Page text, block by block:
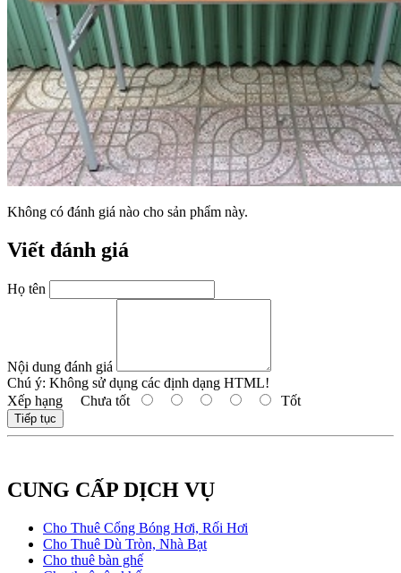
Không có đánh giá nào cho sản phẩm này.
Viết đánh giá
Họ tên
Nội dung đánh giá
Chú ý: Không sử dụng các định dạng HTML!
Xếp hạng Chưa tốt Tốt
Tiếp tục
CUNG CẤP DỊCH VỤ
Cho Thuê Cổng Bóng Hơi, Rối Hơi
Cho Thuê Dù Tròn, Nhà Bạt
Cho thuê bàn ghế